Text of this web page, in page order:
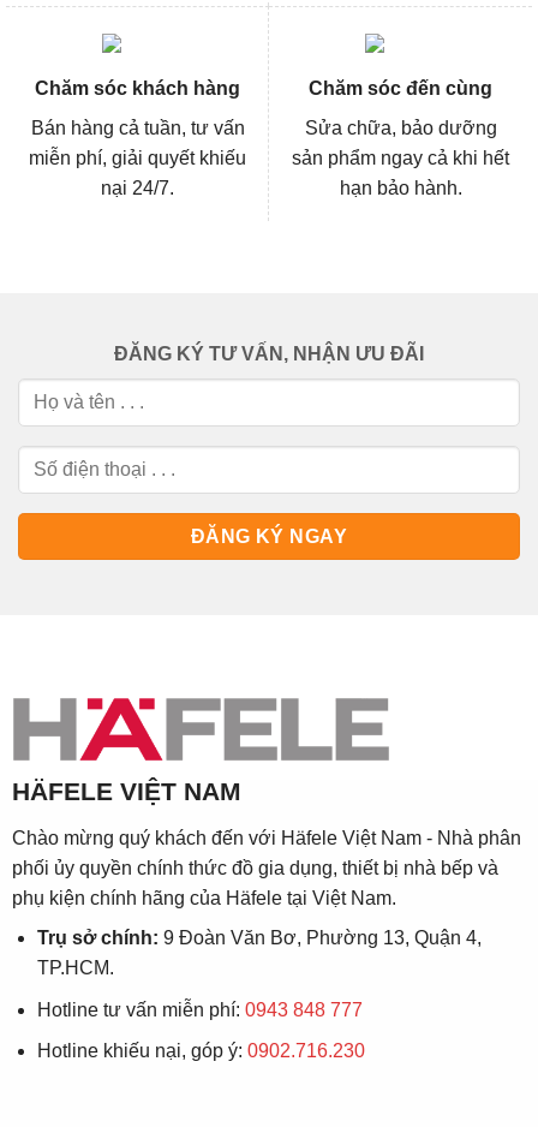
Chăm sóc khách hàng
Bán hàng cả tuần, tư vấn
miễn phí, giải quyết khiếu
nại 24/7.
Chăm sóc đến cùng
Sửa chữa, bảo dưỡng
sản phẩm ngay cả khi hết
hạn bảo hành.
ĐĂNG KÝ TƯ VẤN, NHẬN ƯU ĐÃI
HÄFELE VIỆT NAM
Chào mừng quý khách đến với Häfele Việt Nam - Nhà phân
phối ủy quyền chính thức đồ gia dụng, thiết bị nhà bếp và
phụ kiện chính hãng của Häfele tại Việt Nam.
Trụ sở chính: 9 Đoàn Văn Bơ, Phường 13, Quận 4,
TP.HCM.
Hotline tư vấn miễn phí: 0943 848 777
Hotline khiếu nại, góp ý: 0902.716.230